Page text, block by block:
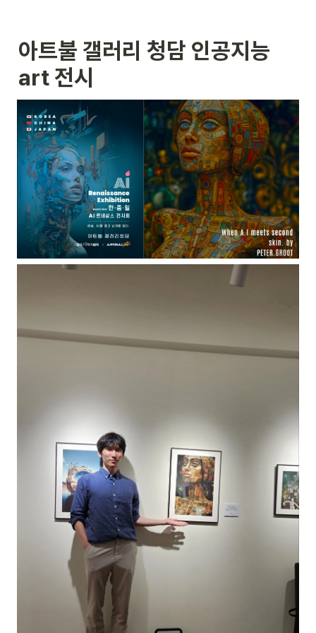
아트불 갤러리 청담 인공지능
art 전시